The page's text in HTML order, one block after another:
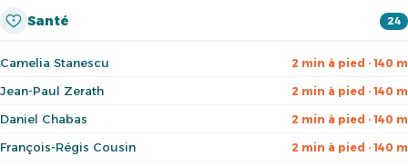
Santé 24
Camelia Stanescu 2 min à pied · 140 m
Jean-Paul Zerath 2 min à pied · 140 m
Daniel Chabas 2 min à pied · 140 m
François-Régis Cousin 2 min à pied · 140 m